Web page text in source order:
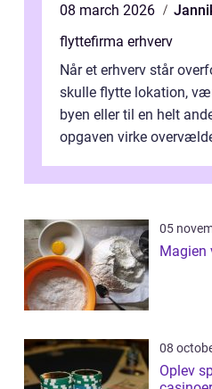
08 march 2026
flyttefirma erhverv
Når et erhverv står
skulle flytte lokation,
byen eller til en helt
opgaven virke
05
Magien
08
Oplev